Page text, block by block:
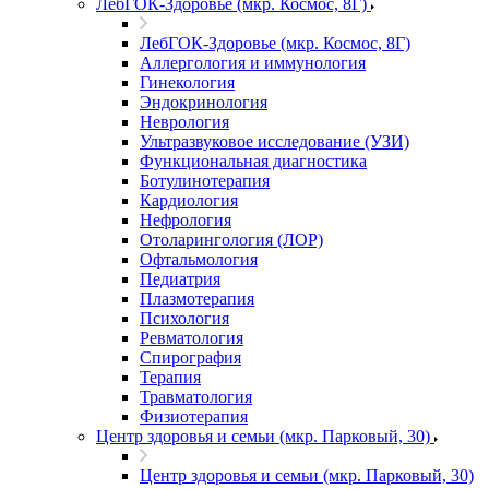
ЛебГОК-Здоровье (мкр. Космос, 8Г)
ЛебГОК-Здоровье (мкр. Космос, 8Г)
Аллергология и иммунология
Гинекология
Эндокринология
Неврология
Ультразвуковое исследование (УЗИ)
Функциональная диагностика
Ботулинотерапия
Кардиология
Нефрология
Отоларингология (ЛОР)
Офтальмология
Педиатрия
Плазмотерапия
Психология
Ревматология
Спирография
Терапия
Травматология
Физиотерапия
Центр здоровья и семьи (мкр. Парковый, 30)
Центр здоровья и семьи (мкр. Парковый, 30)